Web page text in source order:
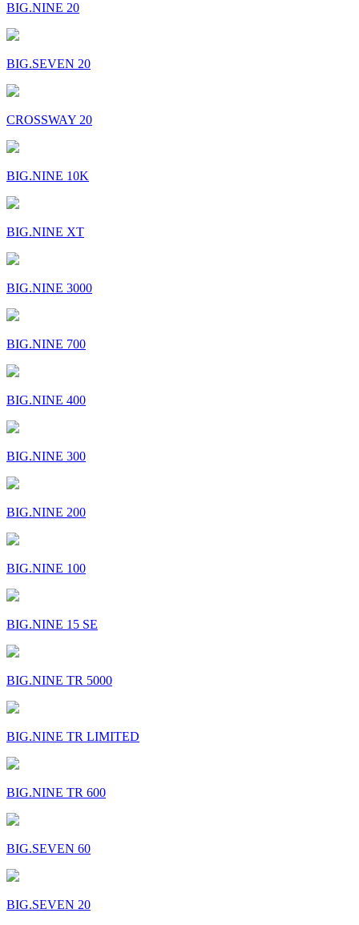
BIG.NINE 20
BIG.SEVEN 20
CROSSWAY 20
BIG.NINE 10K
BIG.NINE XT
BIG.NINE 3000
BIG.NINE 700
BIG.NINE 400
BIG.NINE 300
BIG.NINE 200
BIG.NINE 100
BIG.NINE 15 SE
BIG.NINE TR 5000
BIG.NINE TR LIMITED
BIG.NINE TR 600
BIG.SEVEN 60
BIG.SEVEN 20